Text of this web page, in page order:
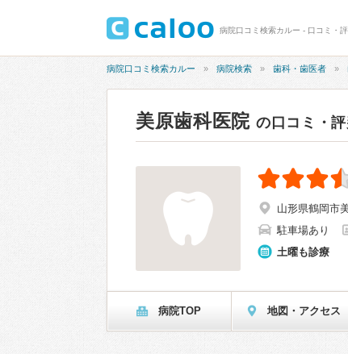
病院口コミ検索カルー - 口コミ・
病院口コミ検索カルー 病院検索 歯科・歯医者
美原歯科医院 の口コミ・評
山形県鶴岡市
駐車場あり
土曜も診療
病院TOP 地図・アクセス